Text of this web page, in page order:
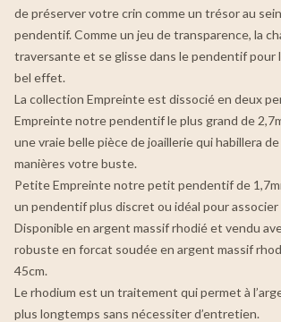
de préserver votre crin comme un trésor au
pendentif. Comme un jeu de transparence, la
traversante et se glisse dans le pendentif pour
bel effet.
La collection Empreinte est dissocié en deux
Empreinte notre pendentif le plus grand de
une vraie belle pièce de joaillerie qui habillera
manières votre buste.
Petite Empreinte notre petit pendentif de
un pendentif plus discret ou idéal pour associer
Disponible en argent massif rhodié et vendu
robuste en forcat soudée en argent massif
45cm.
Le rhodium est un traitement qui permet à
plus longtemps sans nécessiter d’entretien.